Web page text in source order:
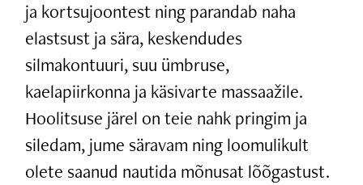
ja kortsujoontest ning parandab naha
elastsust ja sära, keskendudes
silmakontuuri, suu ümbruse,
kaelapiirkonna ja käsivarte massaažile.
Hoolitsuse järel on teie nahk pringim ja
siledam, jume säravam ning loomulikult
olete saanud nautida mõnusat lõõgastust.